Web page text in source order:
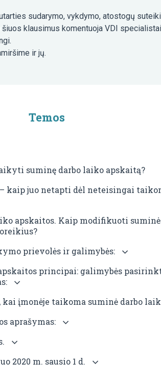
sudarymo, vykdymo, atostogų
klausimus komentuoja VDI
ir jų.
Temos
suminę darbo laiko apskaitą?
kaip juo netapti dėl neteisingai
apskaitos. Kaip modifikuoti
prievolės ir galimybės:
principai: galimybės
įmonėje taikoma suminė darbo
aprašymas:
2020 m. sausio 1 d.